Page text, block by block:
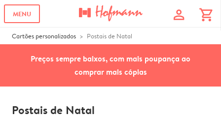
MENU profile shopping_cart
Cartões personalizados Postais de Natal
Preços sempre baixos, com mais poupança ao
comprar mais cópias
Postais de Natal